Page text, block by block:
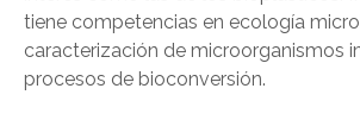
tiene competencias en ecología
caracterización de microorganismos
procesos de bioconversión.